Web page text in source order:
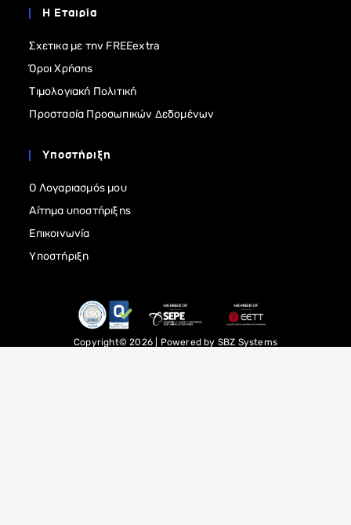
Η Εταιρία
Σχετικα με την FREEextra
Όροι Χρήσης
Τιμολογιακή Πολιτική
Προστασία Προσωπικών Δεδομένων
Υποστήριξη
Ο Λογαριασμός μου
Αίτημα υποστήριξης
Επικοινωνία
Υποστήριξη
Copyright© 2026 | Powered by SBZ Systems